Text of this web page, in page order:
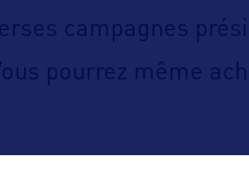
campagnes
pourrez même